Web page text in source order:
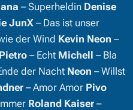
– Superheldin Denise
JunX – Das ist unser
der Wind Kevin Neon –
– Echt Michell – Bla
der Nacht Neon – Willst
– Amor Amor Pivo
Roland Kaiser –